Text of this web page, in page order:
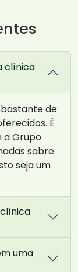
clínica
de
É
Grupo
sobre
seja um
uma